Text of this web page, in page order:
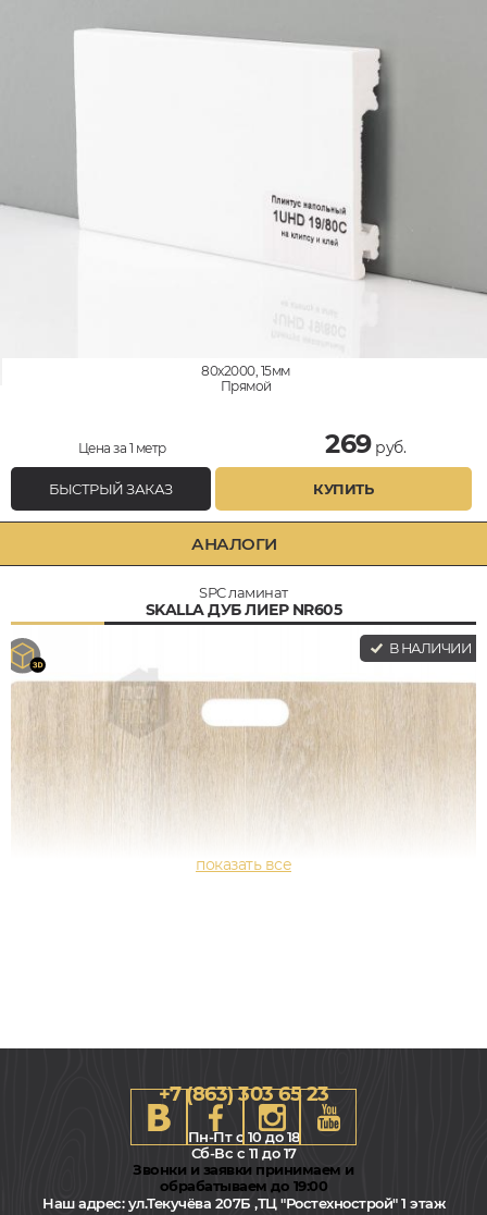
80x2000, 15мм
Прямой
Цена за 1 метр 269руб.
БЫСТРЫЙ ЗАКАЗ КУПИТЬ
АНАЛОГИ
SPC ламинат
SKALLA ДУБ ЛИЕР NR605
В НАЛИЧИИ
+7 (863) 303 65 23
Пн-Пт с 10 до 18
Сб-Вс с 11 до 17
Звонки и заявки принимаем и
обрабатываем до 19:00
Наш адрес:ул.Текучёва 207Б ,ТЦ "Ростехнострой" 1 этаж